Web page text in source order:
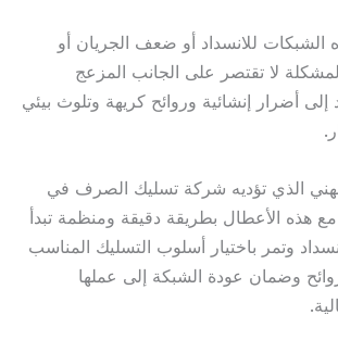
الشبكات للانسداد أو ضعف الجريان أو
المشكلة لا تقتصر على الجانب المزعج
أضرار إنشائية وروائح كريهة وتلوث بيئي
الذي تؤديه شركة تسليك الصرف في
هذه الأعطال بطريقة دقيقة ومنظمة تبدأ
وتمر باختيار أسلوب التسليك المناسب
وضمان عودة الشبكة إلى عملها